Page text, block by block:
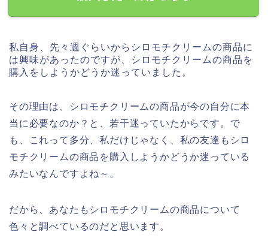
私自身、先々週ぐらいからシロモチクリームの商品に
は興味があったのですが、シロモチクリームの商品を
購入をしようかどうか迷っていました。
その理由は、シロモチクリームの商品が今の自分に本
当に必要なのか？と、若干迷っていたからです。で
も、これって多分、私だけじゃなく、私の友達もシロ
モチクリームの商品を購入しようかどうか迷っている
みたいなんですよね～。
だから、あなたもシロモチクリームの商品について
色々と調べているのだと思います。